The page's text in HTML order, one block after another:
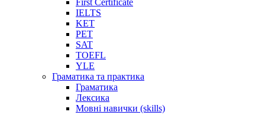
First Certificate
IELTS
KET
PET
SAT
TOEFL
YLE
Граматика та практика
Граматика
Лексика
Мовні навички (skills)